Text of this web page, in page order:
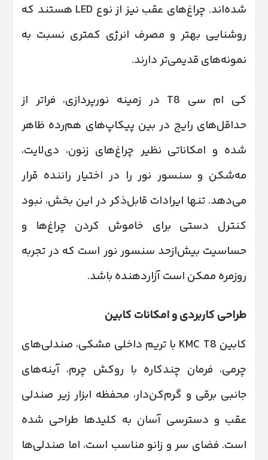
شده‌اند. چراغ‌های عقب نیز از نوع LED هستند که
روشنایی بهتر و مصرف انرژی کمتری نسبت به
نمونه‌های قدیمی‌تر دارند.
کی ام سی T8 در زمینه نورپردازی، فراتر از
حداقل‌های رایج در بین پیکاپ‌های هم‌رده ظاهر
شده و امکاناتی نظیر چراغ‌های زنون، دی‌لایت،
مه‌شکن و سنسور نور را در اختیار راننده قرار
می‌دهد. تنها ایرادات قابل‌ذکر در این بخش، نبود
کنترل دستی برای خاموش کردن چراغ‌ها و
حساسیت بیش‌ازحد سنسور نور است که در تجربه
روزمره ممکن است آزاردهنده باشد.
طراحی کاربردی و امکانات کابین
کابین KMC T8 با تریم داخلی مشکی، صندلی‌های
چرمی، فرمان چندکاره با روکش چرم، آینه‌های
جانبی برقی و گرم‌کن‌دار، محفظه ابزار زیر صندلی
عقب و دسترسی آسان به کلیدها طراحی شده
است. فضای سر و زانو مناسب است، اما صندلی‌ها